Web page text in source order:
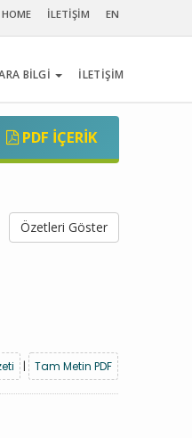
HOME İLETİŞİM EN
BİLGİ İLETİŞİM
PDF İÇERIK
Özetleri Göster
| Tam Metin PDF